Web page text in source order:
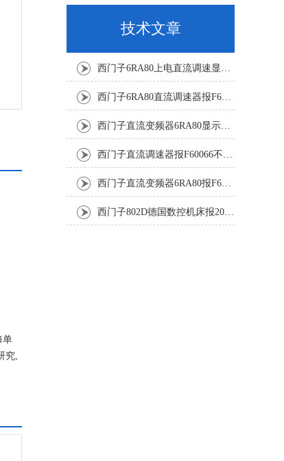
单
究,
技术文章
西门子6RA80上电直流调速显示F60068修复解决
西门子6RA80直流调速器报F60161修复方法有
西门子直流变频器6RA80显示报F60097代码修复
西门子直流调速器报F60066不能复位修复解决
西门子直流变频器6RA80报F60005修复排除
西门子802D德国数控机床报207016停机修复